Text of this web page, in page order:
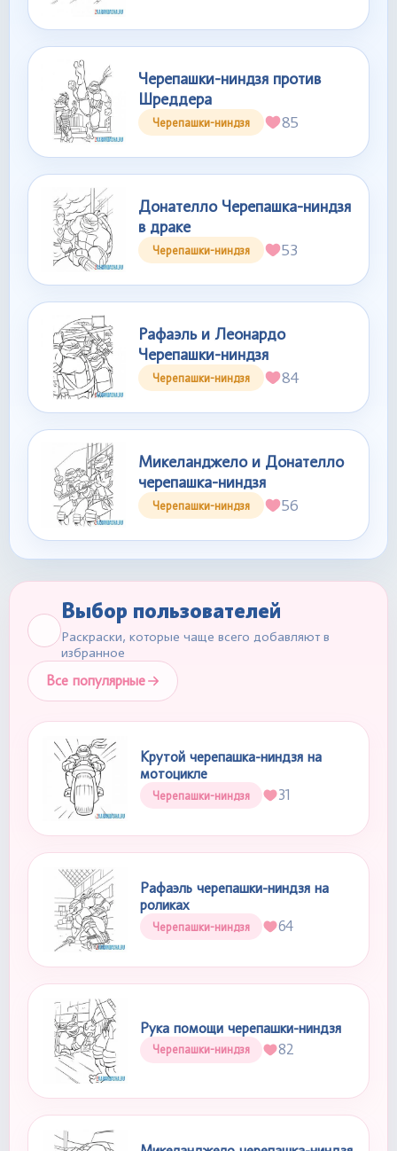
Черепашки-ниндзя против
Шреддера
Черепашки-ниндзя 85
Донателло Черепашка-ниндзя
в драке
Черепашки-ниндзя 53
Рафаэль и Леонардо
Черепашки-ниндзя
Черепашки-ниндзя 84
Микеланджело и Донателло
черепашка-ниндзя
Черепашки-ниндзя 56
Выбор пользователей
Раскраски, которые чаще всего добавляют в
избранное
Все популярные
Крутой черепашка-ниндзя на
мотоцикле
Черепашки-ниндзя 31
Рафаэль черепашки-ниндзя на
роликах
Черепашки-ниндзя 64
Рука помощи черепашки-ниндзя
Черепашки-ниндзя 82